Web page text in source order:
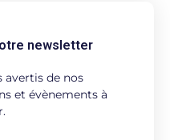
newsletter
avertis de nos
et évènements à